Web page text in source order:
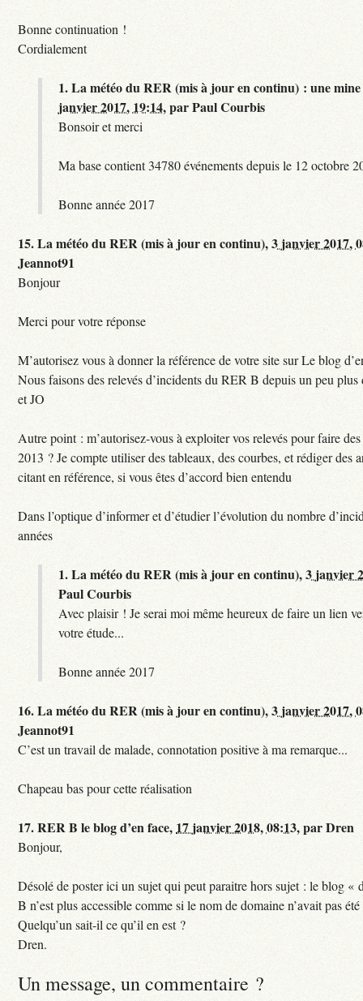
Bonne continuation !
Cordialement
1.La météo du RER (mis à jour en continu) : une
janvier 2017, 19:14,parPaul Courbis
Bonsoir et merci
Ma base contient 34780 événements depuis le 12 octobre
Bonne année 2017
15.La météo du RER (mis à jour en continu),3 janvier 2017,
Jeannot91
Bonjour
Merci pour votre réponse
M’autorisez vous à donner la référence de votre site sur Le blog
Nous faisons des relevés d’incidents du RER B depuis un peu
et JO
Autre point : m’autorisez-vous à exploiter vos relevés pour faire
2013 ? Je compte utiliser des tableaux, des courbes, et rédiger des
citant en référence, si vous êtes d’accord bien entendu
Dans l’optique d’informer et d’étudier l’évolution du nombre
années
1.La météo du RER (mis à jour en continu),3 janvier
Paul Courbis
Avec plaisir ! Je serai moi même heureux de faire un lien
votre étude...
Bonne année 2017
16.La météo du RER (mis à jour en continu),3 janvier 2017,
Jeannot91
C’est un travail de malade, connotation positive à ma remarque...
Chapeau bas pour cette réalisation
17.RER B le blog d’en face, 17 janvier 2018, 08:13,parDren
Bonjour,
Désolé de poster ici un sujet qui peut paraitre hors sujet : le blog «
B n’est plus accessible comme si le nom de domaine n’avait pas
Quelqu’un sait-il ce qu’il en est ?
Dren.
Un message, un commentaire ?